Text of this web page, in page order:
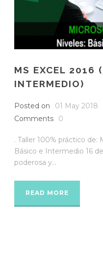
MS EXCEL 2016
INTERMEDIO)
Posted on
01 May 2018
Comments
0
. Taller 100% práctico de:
Básico e Intermedio 16
poderosa y...
READ MORE